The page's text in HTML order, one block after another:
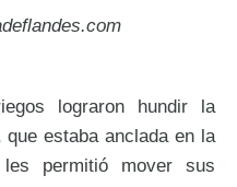
lograron hundir la
estaba anclada en la
permitió mover sus